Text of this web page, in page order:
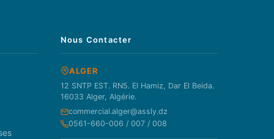
Nous Contacter
ALGER
12 SNTP EST. RN5. El Hamiz, Dar El Beida.
16033 Alger, Algérie.
commercial.alger@assly.dz
0561-660-006 / 007 / 008